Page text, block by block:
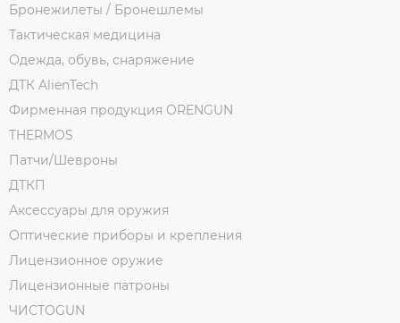
Бронежилеты / Бронешлемы
Тактическая медицина
Одежда, обувь, снаряжение
ДТК AlienTech
Фирменная продукция ORENGUN
THERMOS
Патчи/Шевроны
ДТКП
Аксессуары для оружия
Оптические приборы и крепления
Лицензионное оружие
Лицензионные патроны
ЧИСТОGUN